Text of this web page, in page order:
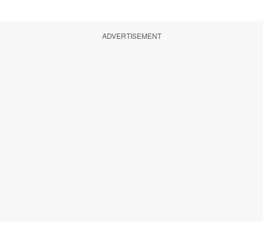
ADVERTISEMENT